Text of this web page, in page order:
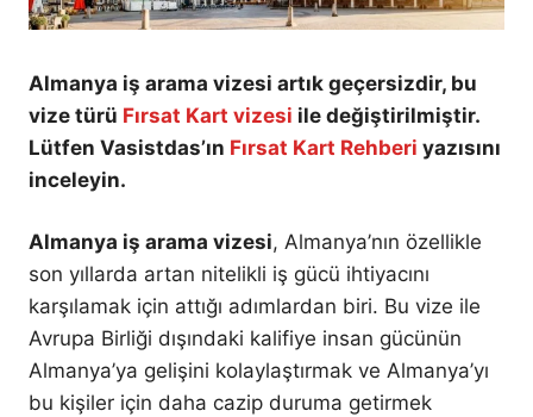
Almanya iş arama vizesi artık geçersizdir, bu
vize türü Fırsat Kart vizesi ile değiştirilmiştir.
Lütfen Vasistdas’ın Fırsat Kart Rehberi yazısını
inceleyin.
Almanya iş arama vizesi, Almanya’nın özellikle
son yıllarda artan nitelikli iş gücü ihtiyacını
karşılamak için attığı adımlardan biri. Bu vize ile
Avrupa Birliği dışındaki kalifiye insan gücünün
Almanya’ya gelişini kolaylaştırmak ve Almanya’yı
bu kişiler için daha cazip duruma getirmek